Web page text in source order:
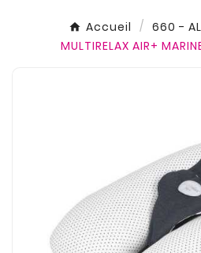
Accueil
660 -
MULTIRELAX AIR+